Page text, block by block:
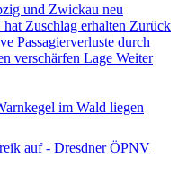
und Zwickau neu
Zuschlag erhalten Zurück
Passagierverluste durch
verschärfen Lage Weiter
im Wald liegen
auf - Dresdner ÖPNV